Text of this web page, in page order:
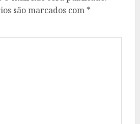
são marcados com *